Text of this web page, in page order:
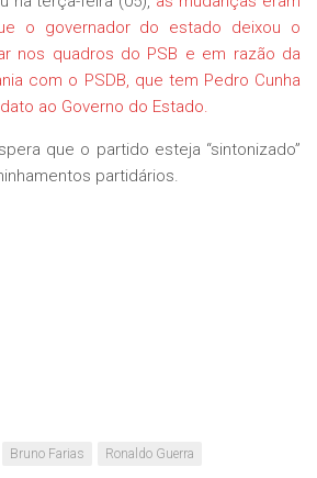
o governador do estado deixou o
nos quadros do PSB e em razão da
com o PSDB, que tem Pedro Cunha
ao Governo do Estado.
que o partido esteja “sintonizado”
partidários.
Bruno Farias Ronaldo Guerra